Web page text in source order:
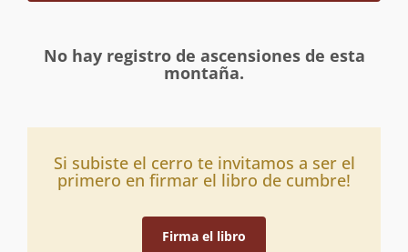
No hay registro de ascensiones de esta
montaña.
Si subiste el cerro te invitamos a ser el
primero en firmar el libro de cumbre!
Firma el libro